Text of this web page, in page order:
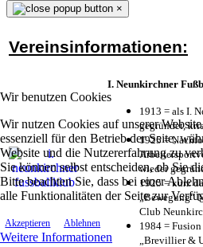
Wir benutzen Cookies
Wir nutzen Cookies auf unserer
essenziell für den Betrieb der Seite,
Website und die Nutzererfahrung zu
Sie können selbst entscheiden, ob Sie
Bitte beachten Sie, dass bei einer
alle Funktionalitäten der Seite zur
Akzeptieren Ablehnen
Weitere Informationen
×
Vereinsinformationen:
I. Neunkirchner
1913 = als I.
gegründet,
1925 =
wieder
1925 = kurz
„Bewegung“
Club
1984 =
„Brevillier &